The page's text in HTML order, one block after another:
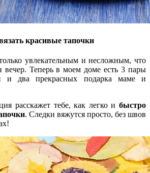
красивые тапочки
увлекательным и несложным, что
вечер. Теперь в моем доме есть 3 пары
и два прекрасных подарка маме и
расскажет тебе, как легко и быстро
. Следки вяжутся просто, без швов